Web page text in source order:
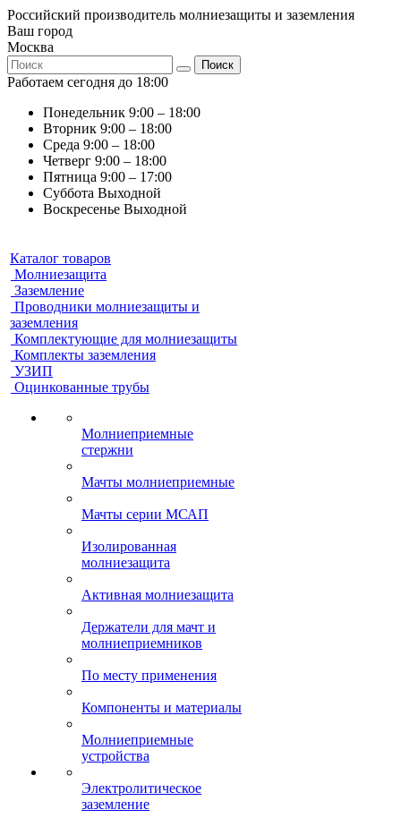
Российский производитель молниезащиты и заземления
Ваш город
Москва
Поиск
Работаем сегодня до 18:00
Понедельник 9:00 – 18:00
Вторник 9:00 – 18:00
Среда 9:00 – 18:00
Четверг 9:00 – 18:00
Пятница 9:00 – 17:00
Суббота Выходной
Воскресенье Выходной
Каталог товаров
Молниезащита
Заземление
Проводники молниезащиты и
заземления
Комплектующие для молниезащиты
Комплекты заземления
УЗИП
Оцинкованные трубы
Молниеприемные
стержни
Мачты молниеприемные
Мачты серии МСАП
Изолированная
молниезащита
Активная молниезащита
Держатели для мачт и
молниеприемников
По месту применения
Компоненты и материалы
Молниеприемные
устройства
Электролитическое
заземление